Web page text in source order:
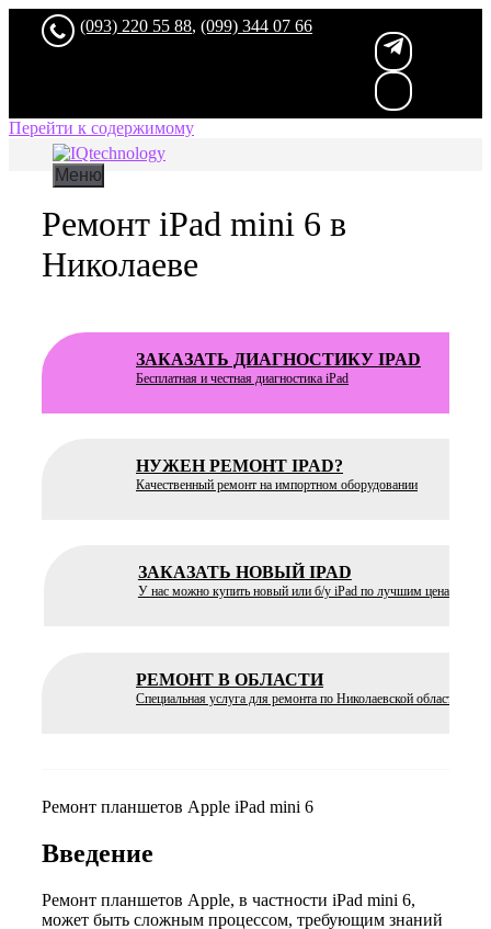
(093) 220 55 88, (099) 344 07 66
Перейти к содержимому
Меню
Ремонт iPad mini 6 в
Николаеве
ЗАКАЗАТЬ ДИАГНОСТИКУ IPAD
Бесплатная и честная диагностика iPad
НУЖЕН РЕМОНТ IPAD?
Качественный ремонт на импортном оборудовании
ЗАКАЗАТЬ НОВЫЙ IPAD
У нас можно купить новый или б/у iPad по лучшим ценам
РЕМОНТ В ОБЛАСТИ
Специальная услуга для ремонта по Николаевской области
Ремонт планшетов Apple iPad mini 6
Введение
Ремонт планшетов Apple, в частности iPad mini 6,
может быть сложным процессом, требующим знаний